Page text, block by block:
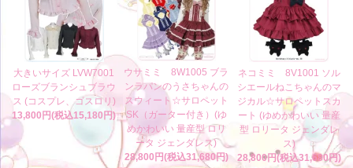
大きいサイズ LVW7001
ローズブランシュブラウ
ス (コスプレ、ゴスロリ)
13,800円(税込15,180円)
ウサミミ 8W1005 ブラ
ンラパンのうさちゃんの
スウィート☆サロペット
SK（ガーター付き）(ゆ
めかわいい 量産型 ロリ
ータ ジェンダレス)
28,800円(税込31,680円)
ネコミミ 8V1001 ソル
シエールねこちゃんのマ
ジカル☆サロペットスカ
ート (ゆめかわいい 量産
型 ロリータ ジェンダレ
ス)
28,800円(税込31,680円)